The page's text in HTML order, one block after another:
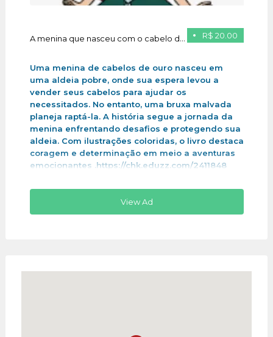
R$ 20.00
A menina que nasceu com o cabelo de ouro
Uma menina de cabelos de ouro nasceu em
uma aldeia pobre, onde sua espera levou a
vender seus cabelos para ajudar os
necessitados. No entanto, uma bruxa malvada
planeja raptá-la. A história segue a jornada da
menina enfrentando desafios e protegendo sua
aldeia. Com ilustrações coloridas, o livro destaca
coragem e determinação em meio a aventuras
emocionantes .https://chk.eduzz.com/2411848
View Ad